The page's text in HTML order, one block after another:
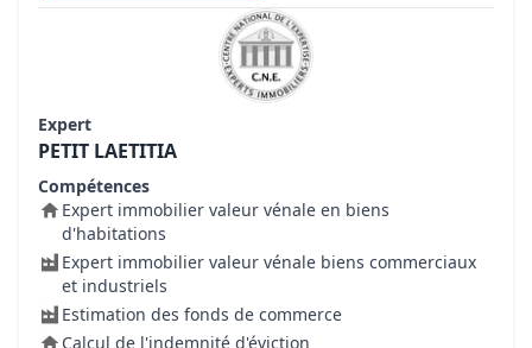
Expert
PETIT LAETITIA
Compétences
Expert immobilier valeur vénale en biens
d'habitations
Expert immobilier valeur vénale biens commerciaux
et industriels
Estimation des fonds de commerce
Calcul de l'indemnité d'éviction